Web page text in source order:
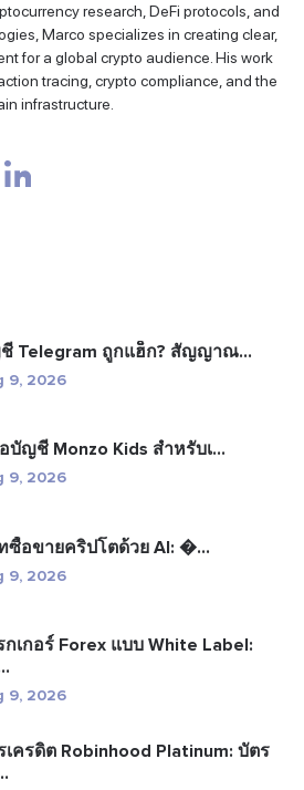
research, DeFi protocols, and
Marco specializes in creating clear,
for a global crypto audience. His work
tracing, crypto compliance, and the
infrastructure.
Telegram ถูกแฮ็ก? สัญญาณ...
9, 2026
บัญชี Monzo Kids สำหรับเ...
9, 2026
ซื้อขายคริปโตด้วย AI: �...
9, 2026
กเกอร์ Forex แบบ White Label:
9, 2026
เครดิต Robinhood Platinum: บัตร